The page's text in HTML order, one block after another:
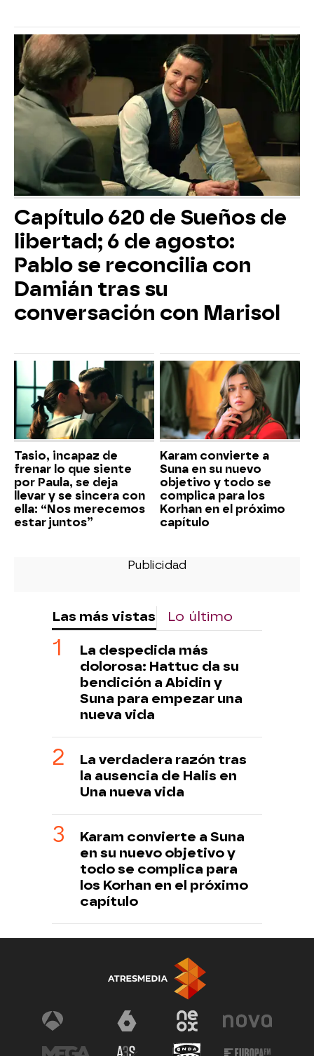
Capítulo 620 de Sueños de
libertad; 6 de agosto:
Pablo se reconcilia con
Damián tras su
conversación con Marisol
Tasio, incapaz de
frenar lo que siente
por Paula, se deja
llevar y se sincera con
ella: “Nos merecemos
estar juntos”
Karam convierte a
Suna en su nuevo
objetivo y todo se
complica para los
Korhan en el próximo
capítulo
Las más vistas Lo último
La despedida más
dolorosa: Hattuc da su
bendición a Abidin y
Suna para empezar una
nueva vida
La verdadera razón tras
la ausencia de Halis en
Una nueva vida
Karam convierte a Suna
en su nuevo objetivo y
todo se complica para
los Korhan en el próximo
capítulo